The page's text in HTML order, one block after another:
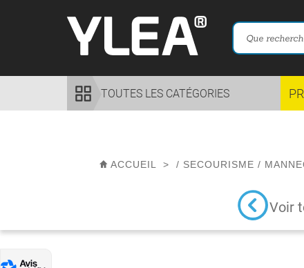
TOUTES LES CATÉGORIES
ACCUEIL > / SECOURISME /
Voir